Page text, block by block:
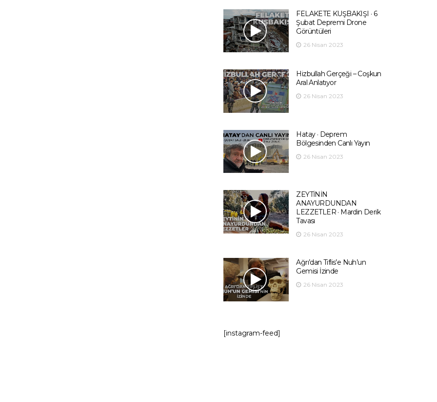
FELAKETE KUŞBAKIŞI · 6
Şubat Depremi Drone
Görüntüleri
26 Nisan 2023
Hizbullah Gerçeği – Coşkun
Aral Anlatıyor
26 Nisan 2023
Hatay · Deprem
Bölgesinden Canlı Yayın
26 Nisan 2023
ZEYTİNİN
ANAYURDUNDAN
LEZZETLER · Mardin Derik
Tavası
26 Nisan 2023
Ağrı’dan Tiflis’e Nuh’un
Gemisi İzinde
26 Nisan 2023
[instagram-feed]